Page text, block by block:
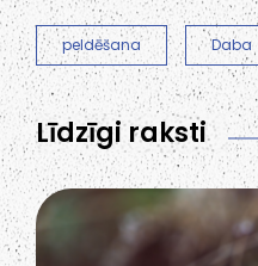
peldēšana Daba
Līdzīgi raksti